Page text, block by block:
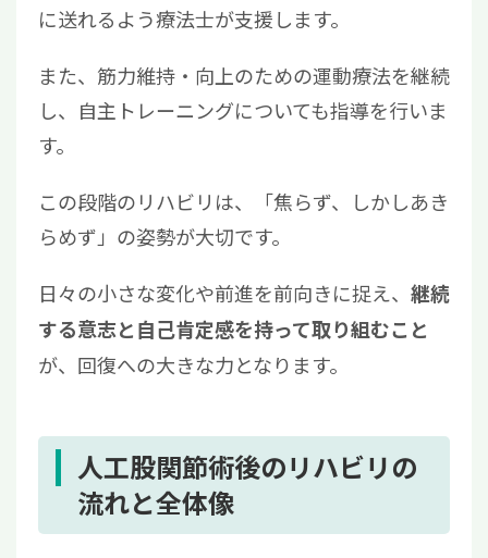
に送れるよう療法士が支援します。
また、筋力維持・向上のための運動療法を継続
し、自主トレーニングについても指導を行いま
す。
この段階のリハビリは、「焦らず、しかしあき
らめず」の姿勢が大切です。
日々の小さな変化や前進を前向きに捉え、 継続
する意志と自己肯定感を持って取り組むこと
が、回復への大きな力となります。
人工股関節術後のリハビリの
流れと全体像